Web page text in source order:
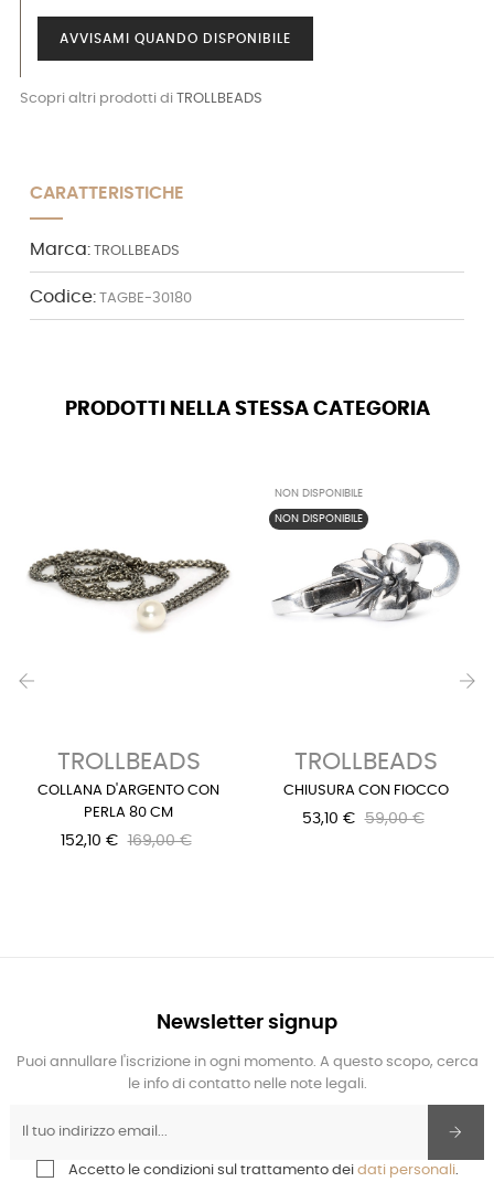
AVVISAMI QUANDO DISPONIBILE
Scopri altri prodotti di TROLLBEADS
CARATTERISTICHE
Marca: TROLLBEADS
Codice: TAGBE-30180
PRODOTTI NELLA STESSA CATEGORIA
TROLLBEADS
COLLANA D'ARGENTO CON
PERLA 80 CM
152,10 € 169,00 €
NON DISPONIBILE
NON DISPONIBILE
TROLLBEADS
CHIUSURA CON FIOCCO
53,10 € 59,00 €
Newsletter signup
Puoi annullare l'iscrizione in ogni momento. A questo scopo, cerca
le info di contatto nelle note legali.
Accetto le condizioni sul trattamento dei dati personali.